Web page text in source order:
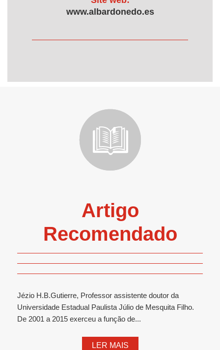
www.albardonedo.es
Artigo
Recomendado
Jézio H.B.Gutierre, Professor assistente doutor da
Universidade Estadual Paulista Júlio de Mesquita Filho.
De 2001 a 2015 exerceu a função de...
LER MAIS